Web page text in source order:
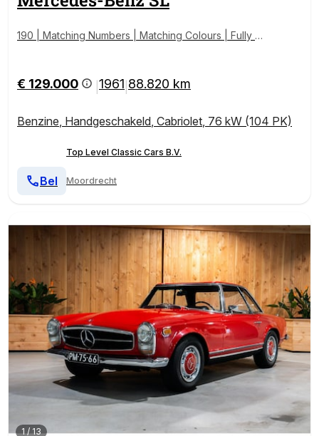
190 | Matching Numbers | Matching Colours | Fully D
€ 129.000 1961 88.820 km
Benzine, Handgeschakeld, Cabriolet, 76 kW (104 PK)
Top Level Classic Cars B.V.
Moordrecht
Bel
1/13